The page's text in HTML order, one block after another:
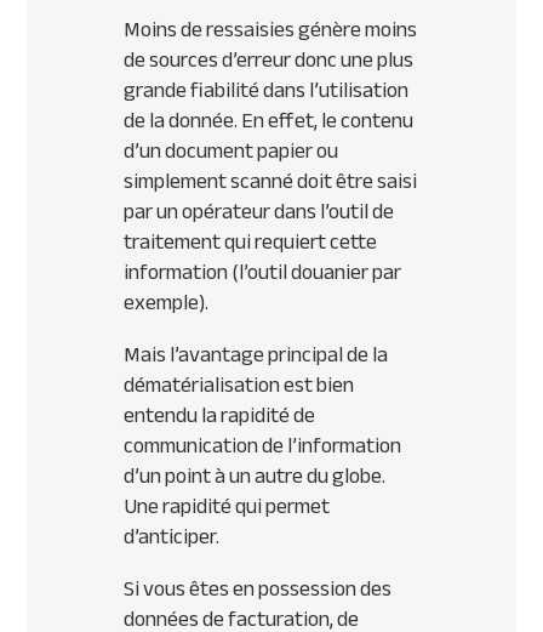
Moins de ressaisies génère moins
de sources d’erreur donc une plus
grande fiabilité dans l’utilisation
de la donnée. En effet, le contenu
d’un document papier ou
simplement scanné doit être saisi
par un opérateur dans l’outil de
traitement qui requiert cette
information (l’outil douanier par
exemple).
Mais l’avantage principal de la
dématérialisation est bien
entendu la rapidité de
communication de l’information
d’un point à un autre du globe.
Une rapidité qui permet
d’anticiper.
Si vous êtes en possession des
données de facturation, de